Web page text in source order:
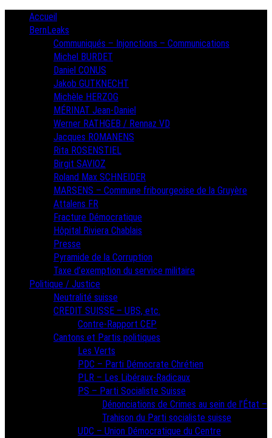
PrimaryAccueil
BernLeaks
Communiqués – Injonctions – Communications
Michel BURDET
Daniel CONUS
Jakob GUTKNECHT
Michèle HERZOG
MÉRINAT Jean-Daniel
Werner RATHGEB / Rennaz VD
Jacques ROMANENS
Rita ROSENSTIEL
Birgit SAVIOZ
Roland Max SCHNEIDER
MARSENS – Commune fribourgeoise de la Gruyère
Attalens FR
Fracture Démocratique
Hôpital Riviera Chablais
Presse
Pyramide de la Corruption
Taxe d’exemption du service militaire
Politique / Justice
Neutralité suisse
CREDIT SUISSE – UBS, etc.
Contre-Rapport CEP
Cantons et Partis politiques
Les Verts
PDC – Parti Démocrate Chrétien
PLR – Les Libéraux-Radicaux
PS – Parti Socialiste Suisse
Dénonciations de Crimes au sein de l’État –
Trahison du Parti socialiste suisse
UDC – Union Démocratique du Centre